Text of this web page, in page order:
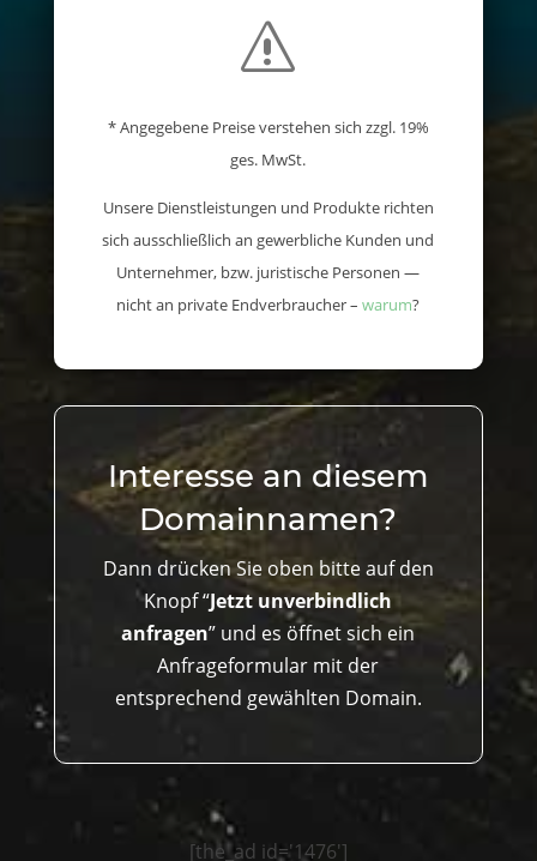
s
* Angegebene Preise verstehen sich zzgl. 19%
ges. MwSt.
Unsere Dienstleistungen und Produkte richten
sich ausschließlich an gewerbliche Kunden und
Unternehmer, bzw. juristische Personen —
nicht an private Endverbraucher –warum?
Interesse an diesem
Domainnamen?
Dann drücken Sie oben bitte auf den
Knopf “Jetzt unverbindlich
anfragen” und es öffnet sich ein
Anfrageformular mit der
entsprechend gewählten Domain.
[the_ad id='1476']